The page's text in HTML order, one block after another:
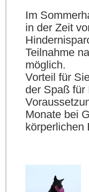
Im
in der Zeit
Teilnahme
möglich.
Vorteil für
der Spaß für
Monate bei
körperlichen